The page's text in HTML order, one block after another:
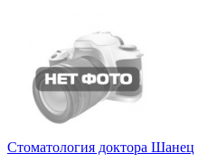
Стоматология доктора Шанец